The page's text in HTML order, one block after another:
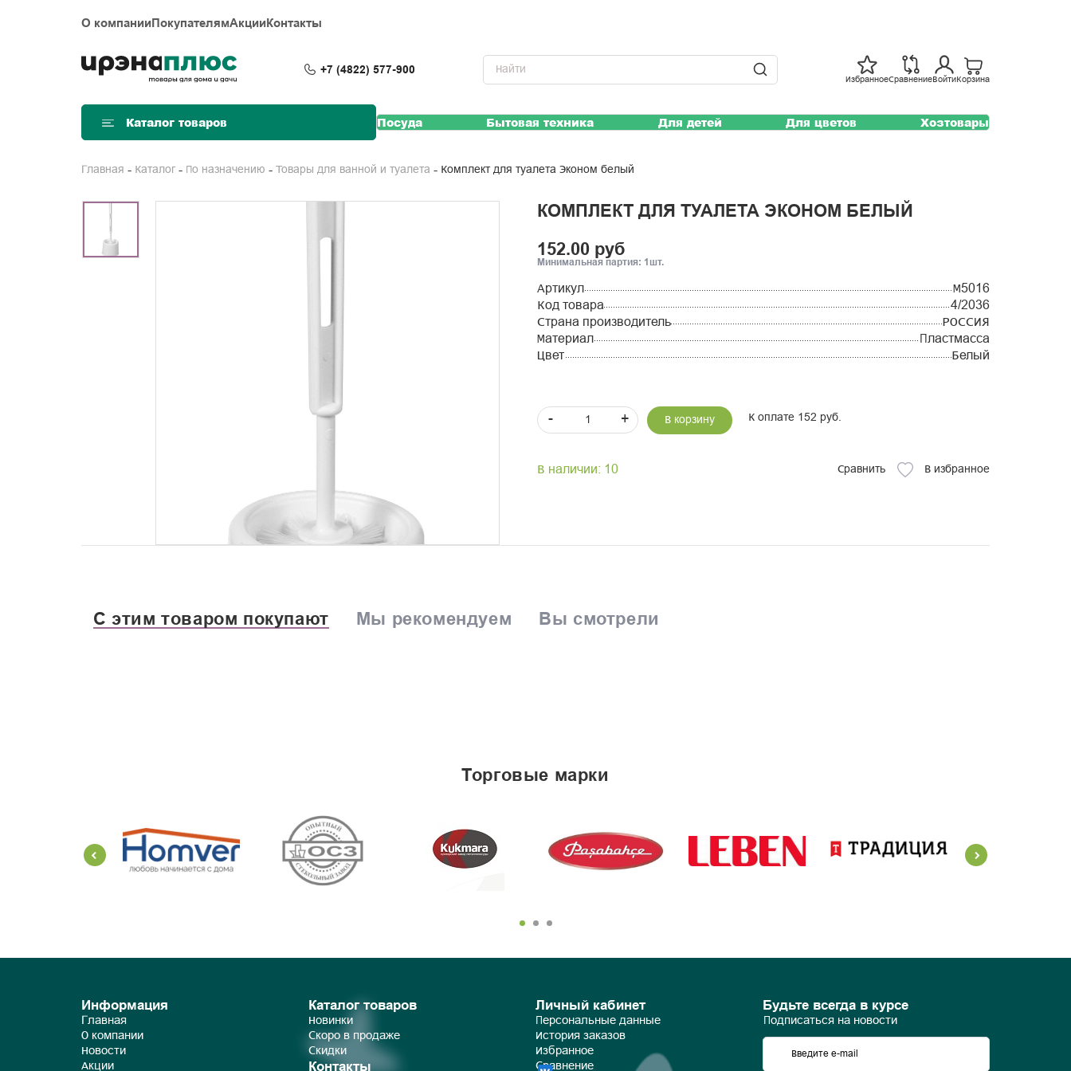
О компанииПокупателямАкцииКонтакты
+7 (4822) 577-900
ИзбранноеСравнение Войти Корзина
Каталог товаров Посуда Бытовая техника Для детей Для цветов Хозтовары
Главная Каталог По назначению Товары для ванной и туалета Комплект для туалета Эконом белый
КОМПЛЕКТ ДЛЯ ТУАЛЕТА ЭКОНОМ БЕЛЫЙ
152.00 руб
Минимальная партия: 1шт.
Артикул
М5016
Код товара
4/2036
Страна производитель
РОССИЯ
Материал
Пластмасса
Цвет
Белый
- + В корзину К оплате 152 руб.
В наличии: 10 Сравнить В избранное
С этим товаром покупают Мы рекомендуем Вы смотрели
торговые марки
Информация
Главная
О компании
Новости
Акции
Каталог товаров
Новинки
Скоро в продаже
Скидки
Контакты
Личный кабинет
Персональные данные
История заказов
Избранное
Сравнение
Будьте всегда в курсе
Подписаться на новости